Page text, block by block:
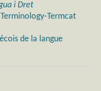
i Dret
Termcat
de la langue